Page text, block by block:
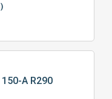
A R290